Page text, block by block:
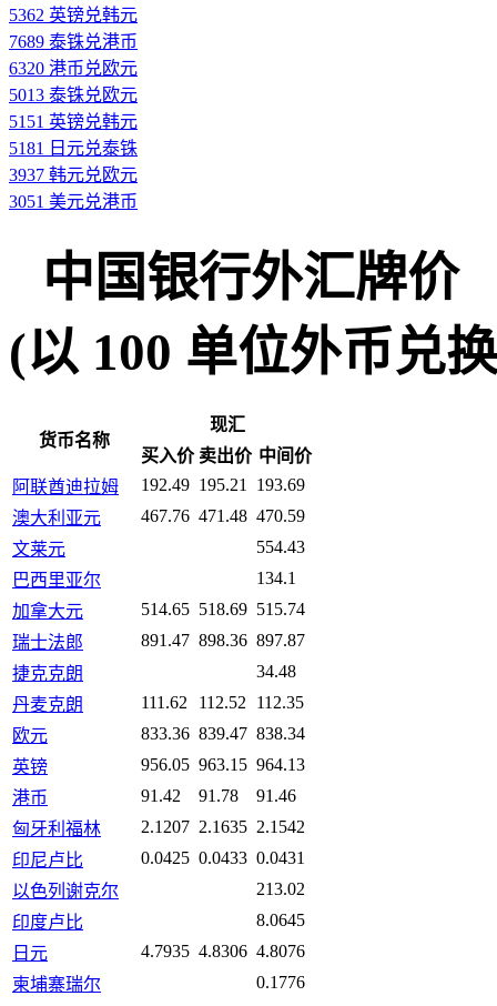
5362 英镑兑韩元
7689 泰铢兑港币
6320 港币兑欧元
5013 泰铢兑欧元
5151 英镑兑韩元
5181 日元兑泰铢
3937 韩元兑欧元
3051 美元兑港币
中国银行外汇牌价
(以 100 单位外币兑
货币名称
现汇
买入价 卖出价 中间价
阿联酋迪拉姆
192.49 195.21
193.69
澳大利亚元
467.76 471.48 470.59
文莱元
554.43
巴西里亚尔
134.1
加拿大元
514.65 518.69 515.74
瑞士法郎
891.47 898.36 897.87
捷克克朗
34.48
丹麦克朗
111.62 112.52
112.35
欧元
833.36 839.47 838.34
英镑
956.05 963.15 964.13
港币
91.42 91.78
91.46
匈牙利福林
2.1207 2.1635 2.1542
印尼卢比
0.0425 0.0433 0.0431
以色列谢克尔
213.02
印度卢比
8.0645
日元
4.7935 4.8306 4.8076
柬埔寨瑞尔
0.1776